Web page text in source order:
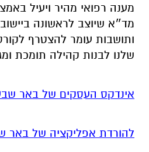
מענה רפואי מהיר ויעיל
מד״א שיוצב לראשונה
ותושבות עומר להצטרף
שלנו לבנות קהילה תומכת
אינדקס העסקים של באר
להורדת אפליקציה של באר